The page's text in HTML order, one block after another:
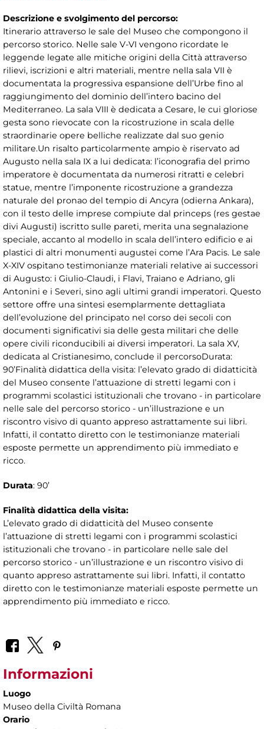
Descrizione e svolgimento del percorso:
Itinerario attraverso le sale del Museo che compongono il
percorso storico. Nelle sale V-VI vengono ricordate le
leggende legate alle mitiche origini della Città attraverso
rilievi, iscrizioni e altri materiali, mentre nella sala VII è
documentata la progressiva espansione dell’Urbe fino al
raggiungimento del dominio dell’intero bacino del
Mediterraneo. La sala VIII è dedicata a Cesare, le cui gloriose
gesta sono rievocate con la ricostruzione in scala delle
straordinarie opere belliche realizzate dal suo genio
militare.Un risalto particolarmente ampio è riservato ad
Augusto nella sala IX a lui dedicata: l’iconografia del primo
imperatore è documentata da numerosi ritratti e celebri
statue, mentre l’imponente ricostruzione a grandezza
naturale del pronao del tempio di Ancyra (odierna Ankara),
con il testo delle imprese compiute dal princeps (res gestae
divi Augusti) iscritto sulle pareti, merita una segnalazione
speciale, accanto al modello in scala dell’intero edificio e ai
plastici di altri monumenti augustei come l’Ara Pacis. Le sale
X-XIV ospitano testimonianze materiali relative ai successori
di Augusto: i Giulio-Claudi, i Flavi, Traiano e Adriano, gli
Antonini e i Severi, sino agli ultimi grandi imperatori. Questo
settore offre una sintesi esemplarmente dettagliata
dell’evoluzione del principato nel corso dei secoli con
documenti significativi sia delle gesta militari che delle
opere civili riconducibili ai diversi imperatori. La sala XV,
dedicata al Cristianesimo, conclude il percorsoDurata:
90’Finalità didattica della visita: l’elevato grado di didatticità
del Museo consente l’attuazione di stretti legami con i
programmi scolastici istituzionali che trovano - in particolare
nelle sale del percorso storico - un’illustrazione e un
riscontro visivo di quanto appreso astrattamente sui libri.
Infatti, il contatto diretto con le testimonianze materiali
esposte permette un apprendimento più immediato e
ricco.
Durata: 90’
Finalità didattica della visita:
L’elevato grado di didatticità del Museo consente
l’attuazione di stretti legami con i programmi scolastici
istituzionali che trovano - in particolare nelle sale del
percorso storico - un’illustrazione e un riscontro visivo di
quanto appreso astrattamente sui libri. Infatti, il contatto
diretto con le testimonianze materiali esposte permette un
apprendimento più immediato e ricco.
Informazioni
Luogo
Museo della Civiltà Romana
Orario